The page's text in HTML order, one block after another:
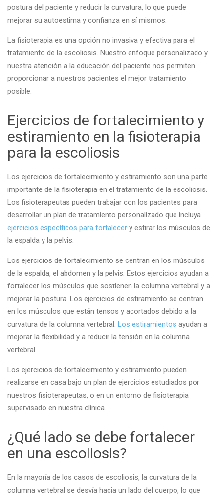
postura del paciente y reducir la curvatura, lo que puede
mejorar su autoestima y confianza en sí mismos.
La fisioterapia es una opción no invasiva y efectiva para el
tratamiento de la escoliosis. Nuestro enfoque personalizado y
nuestra atención a la educación del paciente nos permiten
proporcionar a nuestros pacientes el mejor tratamiento
posible.
Ejercicios de fortalecimiento y
estiramiento en la fisioterapia
para la escoliosis
Los ejercicios de fortalecimiento y estiramiento son una parte
importante de la fisioterapia en el tratamiento de la escoliosis.
Los fisioterapeutas pueden trabajar con los pacientes para
desarrollar un plan de tratamiento personalizado que incluya
ejercicios específicos para fortalecer y estirar los músculos de
la espalda y la pelvis.
Los ejercicios de fortalecimiento se centran en los músculos
de la espalda, el abdomen y la pelvis. Estos ejercicios ayudan a
fortalecer los músculos que sostienen la columna vertebral y a
mejorar la postura. Los ejercicios de estiramiento se centran
en los músculos que están tensos y acortados debido a la
curvatura de la columna vertebral. Los estiramientos ayudan a
mejorar la flexibilidad y a reducir la tensión en la columna
vertebral.
Los ejercicios de fortalecimiento y estiramiento pueden
realizarse en casa bajo un plan de ejercicios estudiados por
nuestros fisioterapeutas, o en un entorno de fisioterapia
supervisado en nuestra clínica.
¿Qué lado se debe fortalecer
en una escoliosis?
En la mayoría de los casos de escoliosis, la curvatura de la
columna vertebral se desvía hacia un lado del cuerpo, lo que